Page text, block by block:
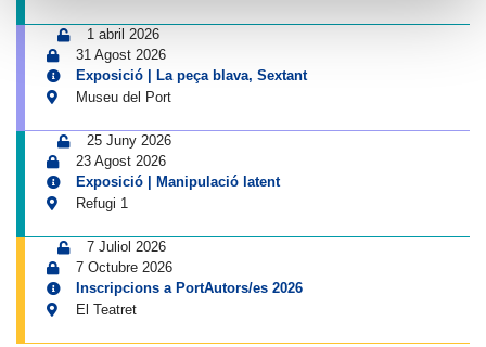
1 abril 2026
31 Agost 2026
Exposició | La peça blava, Sextant
Museu del Port
25 Juny 2026
23 Agost 2026
Exposició | Manipulació latent
Refugi 1
7 Juliol 2026
7 Octubre 2026
Inscripcions a PortAutors/es 2026
El Teatret